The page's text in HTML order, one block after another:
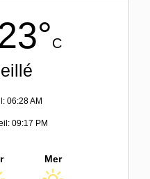
C
06:28 AM
09:17 PM
Mer